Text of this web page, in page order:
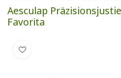
Aesculap
Favorita